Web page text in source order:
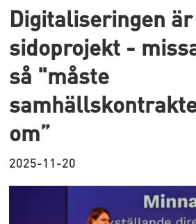
Digitaliseringen
sidoprojekt -
så "måste
om”
2025-11-20